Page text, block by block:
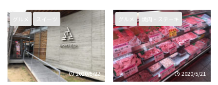
グルメ スイーツ
2020/5/22
グルメ 焼肉・ステーキ
2020/5/21